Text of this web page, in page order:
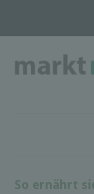
So ernährt